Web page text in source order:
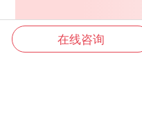
在线咨询